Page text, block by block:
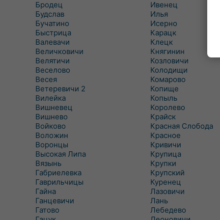
Бродец
Будслав
Бучатино
Быстрица
Валевачи
Величковичи
Велятичи
Веселово
Весея
Ветеревичи 2
Вилейка
Вишневец
Вишнево
Войково
Воложин
Воронцы
Высокая Липа
Вязынь
Габриелевка
Гаврильчицы
Гайна
Ганцевичи
Гатово
Ивенец
Илья
Исерно
Карацк
Клецк
Княгинин
Козловичи
Колодищи
Комарово
Копище
Копыль
Королево
Крайск
Красная Слобода
Красное
Кривичи
Крупица
Крупки
Крупский
Куренец
Лазовичи
Лань
Лебедево